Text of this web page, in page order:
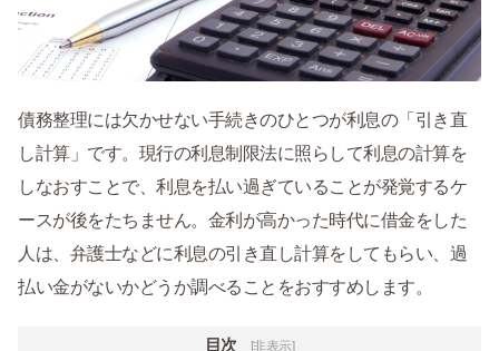
債務整理には欠かせない手続きのひとつが利息の「引き直
し計算」です。現行の利息制限法に照らして利息の計算を
しなおすことで、利息を払い過ぎていることが発覚するケ
ースが後をたちません。金利が高かった時代に借金をした
人は、弁護士などに利息の引き直し計算をしてもらい、過
払い金がないかどうか調べることをおすすめします。
目次 [非表示]